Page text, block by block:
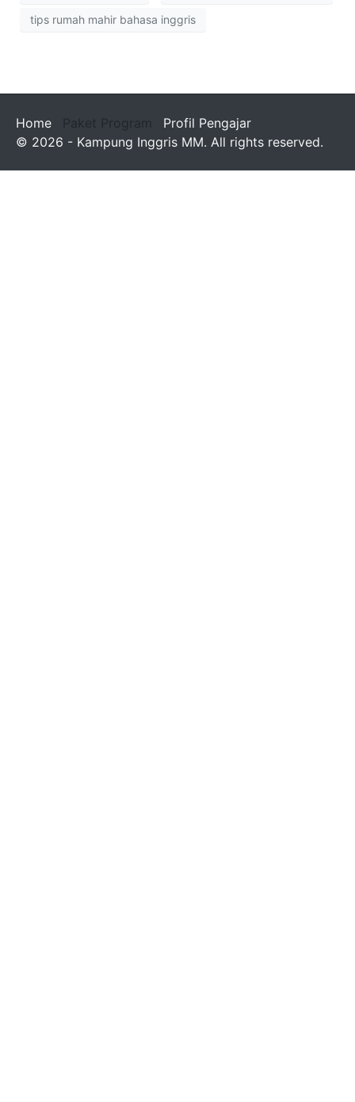
tips rumah mahir bahasa inggris
Home Paket Program
Profil Pengajar
© 2026 - Kampung Inggris MM. All rights reserved.